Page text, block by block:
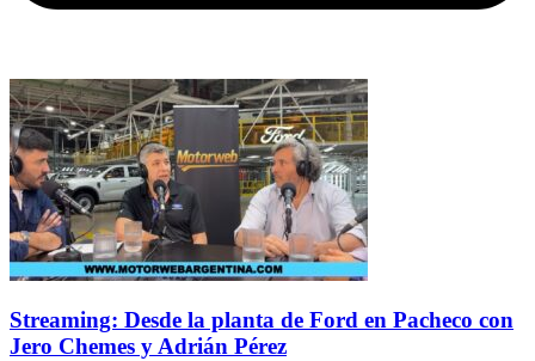
Streaming: Desde la planta de Ford en Pacheco con
Jero Chemes y Adrián Pérez